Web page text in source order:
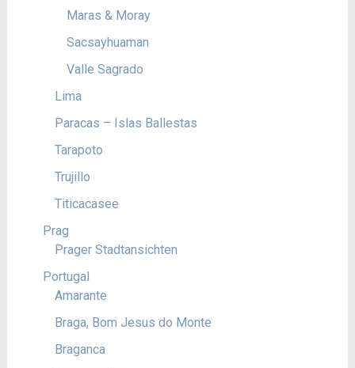
Maras & Moray
Sacsayhuaman
Valle Sagrado
Lima
Paracas – Islas Ballestas
Tarapoto
Trujillo
Titicacasee
Prag
Prager Stadtansichten
Portugal
Amarante
Braga, Bom Jesus do Monte
Braganca